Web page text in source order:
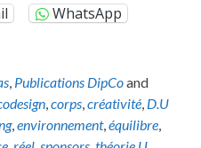
WhatsApp
Publications DipCoand
corps créativité D.U
, environnement, équilibre